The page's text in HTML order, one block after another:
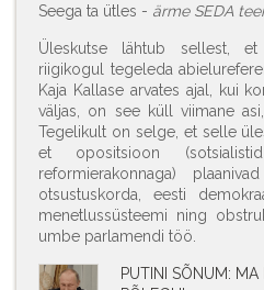
Seega ta ütles - ärme SEDA
Üleskutse lähtub sellest,
riigikogul tegeleda
Kaja Kallase arvates ajal, kui
väljas, on see küll viimane
Tegelikult on selge, et selle
et opositsioon
reformierakonnaga)
otsustuskorda, eesti
menetlussüsteemi ning
umbe parlamendi töö.
PUTINI SÕNUM: MA